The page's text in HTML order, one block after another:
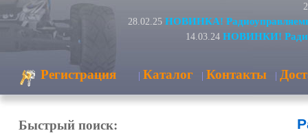
28.02.25 НОВИНКА!
14.03.24 НОВИНКИ!
Регистрация | Каталог | Контакты |
Быстрый поиск: